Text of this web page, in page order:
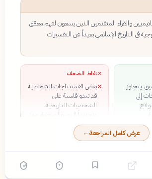
والقراء المتقدمين الذين يسعون لفهم معمّق
في التاريخ الإسلامي بعيداً عن التفسيرات
يتجاوز
إلى
يتردد
في قضايا
تندمج
من علم
✕نقاط الضعف
✕بعض الاستنتاجات الشخصية
قد تبدو قاسية على
الشخصيات التاريخية،
وتحديداً النبي والصحابة، مما
قد يثير جدلاً
✕الكتاب يتطلب خلفية تاريخية
جيدة لاستيعاب التفاصيل
عرض كامل المراجعة←